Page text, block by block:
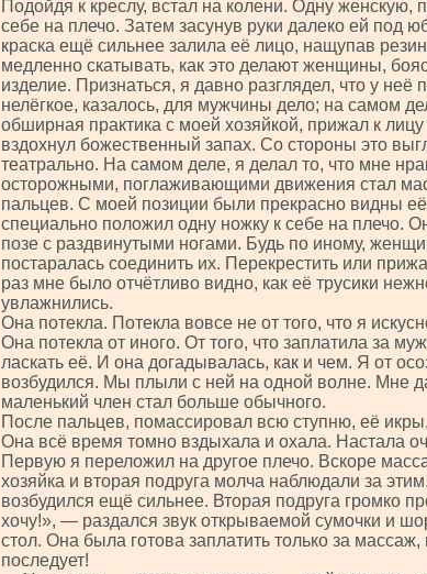
Подойдя к креслу, встал на колени. Одну женскую,
себе на плечо. Затем засунув руки далеко ей под
краска ещё сильнее залила её лицо, нащупав
медленно скатывать, как это делают женщины,
изделие. Признаться, я давно разглядел, что у неё
нелёгкое, казалось, для мужчины дело; на самом
обширная практика с моей хозяйкой, прижал к лицу
вздохнул божественный запах. Со стороны это
театрально. На самом деле, я делал то, что мне
осторожными, поглаживающими движения стал
пальцев. С моей позиции были прекрасно видны
специально положил одну ножку к себе на плечо.
позе с раздвинутыми ногами. Будь по иному,
постаралась соединить их. Перекрестить или
раз мне было отчётливо видно, как её трусики
увлажнились.
Она потекла. Потекла вовсе не от того, что я
Она потекла от иного. От того, что заплатила за
ласкать её. И она догадывалась, как и чем. Я от
возбудился. Мы плыли с ней на одной волне. Мне
маленький член стал больше обычного.
После пальцев, помассировал всю ступню, её
Она всё время томно вздыхала и охала. Настала
Первую я переложил на другое плечо. Вскоре
хозяйка и вторая подруга молча наблюдали за
возбудился ещё сильнее. Вторая подруга громко
хочу!», — раздался звук открываемой сумочки и
стол. Она была готова заплатить только за массаж,
последует!